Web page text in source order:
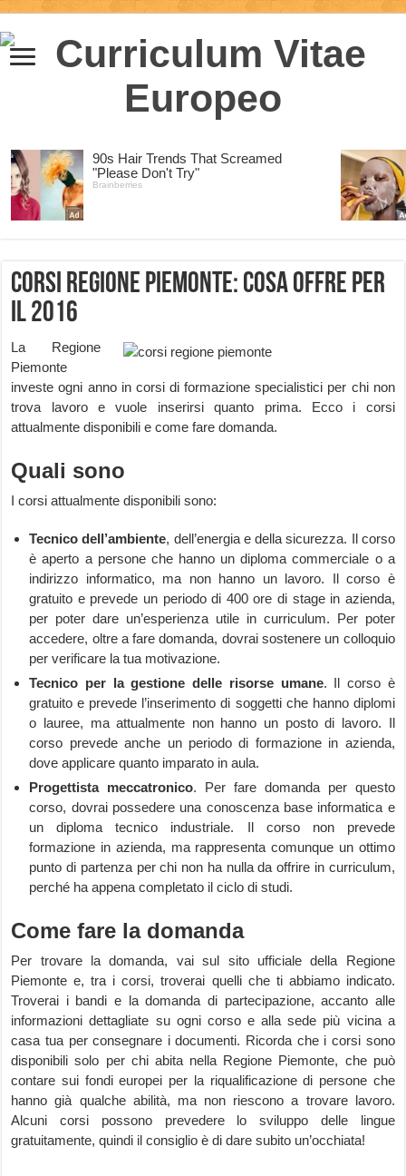
Corsi Regione Piemonte: cosa offre per
il 2016
La Regione
Piemonte
investe ogni anno in corsi di formazione specialistici per chi non
trova lavoro e vuole inserirsi quanto prima. Ecco i corsi
attualmente disponibili e come fare domanda.
Quali sono
I corsi attualmente disponibili sono:
Tecnico dell’ambiente, dell’energia e della sicurezza. Il corso
è aperto a persone che hanno un diploma commerciale o a
indirizzo informatico, ma non hanno un lavoro. Il corso è
gratuito e prevede un periodo di 400 ore di stage in azienda,
per poter dare un’esperienza utile in curriculum. Per poter
accedere, oltre a fare domanda, dovrai sostenere un colloquio
per verificare la tua motivazione.
Tecnico per la gestione delle risorse umane. Il corso è
gratuito e prevede l’inserimento di soggetti che hanno diplomi
o lauree, ma attualmente non hanno un posto di lavoro. Il
corso prevede anche un periodo di formazione in azienda,
dove applicare quanto imparato in aula.
Progettista meccatronico. Per fare domanda per questo
corso, dovrai possedere una conoscenza base informatica e
un diploma tecnico industriale. Il corso non prevede
formazione in azienda, ma rappresenta comunque un ottimo
punto di partenza per chi non ha nulla da offrire in curriculum,
perché ha appena completato il ciclo di studi.
Come fare la domanda
Per trovare la domanda, vai sul sito ufficiale della Regione
Piemonte e, tra i corsi, troverai quelli che ti abbiamo indicato.
Troverai i bandi e la domanda di partecipazione, accanto alle
informazioni dettagliate su ogni corso e alla sede più vicina a
casa tua per consegnare i documenti. Ricorda che i corsi sono
disponibili solo per chi abita nella Regione Piemonte, che può
contare sui fondi europei per la riqualificazione di persone che
hanno già qualche abilità, ma non riescono a trovare lavoro.
Alcuni corsi possono prevedere lo sviluppo delle lingue
gratuitamente, quindi il consiglio è di dare subito un’occhiata!